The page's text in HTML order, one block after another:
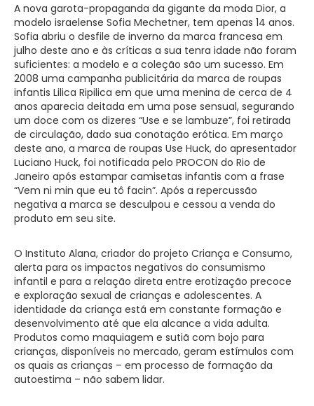
A nova garota-propaganda da gigante da moda Dior, a
modelo israelense Sofia Mechetner, tem apenas 14 anos.
Sofia abriu o desfile de inverno da marca francesa em
julho deste ano e às críticas a sua tenra idade não foram
suficientes: a modelo e a coleção são um sucesso. Em
2008 uma campanha publicitária da marca de roupas
infantis Lilica Ripilica em que uma menina de cerca de 4
anos aparecia deitada em uma pose sensual, segurando
um doce com os dizeres “Use e se lambuze”, foi retirada
de circulação, dado sua conotação erótica. Em março
deste ano, a marca de roupas Use Huck, do apresentador
Luciano Huck, foi notificada pelo PROCON do Rio de
Janeiro após estampar camisetas infantis com a frase
“Vem ni min que eu tô facin”. Após a repercussão
negativa a marca se desculpou e cessou a venda do
produto em seu site.
O Instituto Alana, criador do projeto Criança e Consumo,
alerta para os impactos negativos do consumismo
infantil e para a relação direta entre erotização precoce
e exploração sexual de crianças e adolescentes. A
identidade da criança está em constante formação e
desenvolvimento até que ela alcance a vida adulta.
Produtos como maquiagem e sutiã com bojo para
crianças, disponíveis no mercado, geram estímulos com
os quais as crianças – em processo de formação da
autoestima – não sabem lidar.